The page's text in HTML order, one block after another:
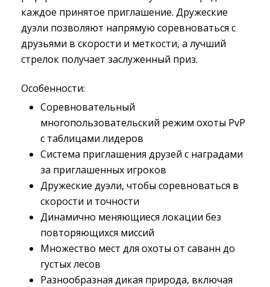
каждое принятое приглашение. Дружеские
дуэли позволяют напрямую соревноваться с
друзьями в скорости и меткости, а лучший
стрелок получает заслуженный приз.
Особенности:
Соревновательный
многопользовательский режим охоты PvP
с таблицами лидеров
Система приглашения друзей с наградами
за приглашенных игроков
Дружеские дуэли, чтобы соревноваться в
скорости и точности
Динамично меняющиеся локации без
повторяющихся миссий
Множество мест для охоты от саванн до
густых лесов
Разнообразная дикая природа, включая